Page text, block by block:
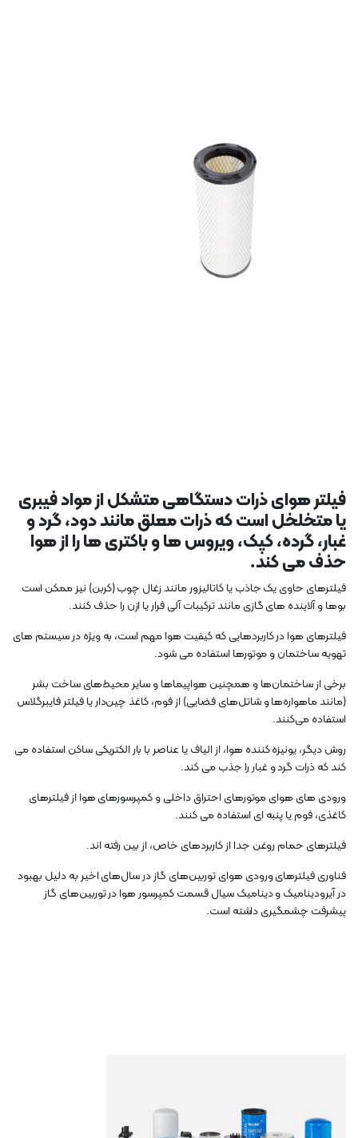
فیلتر هوای ذرات دستگاهی متشکل از مواد فیبری
یا متخلخل است که ذرات معلق مانند دود، گرد و
غبار، گرده، کپک، ویروس ها و باکتری ها را از هوا
حذف می کند.
فیلترهای حاوی یک جاذب یا کاتالیزور مانند زغال چوب (کربن) نیز ممکن است
بوها و آلاینده های گازی مانند ترکیبات آلی فرار یا ازن را حذف کنند.
فیلترهای هوا در کاربردهایی که کیفیت هوا مهم است، به ویژه در سیستم های
تهویه ساختمان و موتورها استفاده می شود.
برخی از ساختمان‌ها و همچنین هواپیماها و سایر محیط‌های ساخت بشر
(مانند ماهواره‌ها و شاتل‌های فضایی) از فوم، کاغذ چین‌دار یا فیلتر فایبرگلاس
استفاده می‌کنند.
روش دیگر، یونیزه کننده هوا، از الیاف یا عناصر با بار الکتریکی ساکن استفاده می
کند که ذرات گرد و غبار را جذب می کند.
ورودی های هوای موتورهای احتراق داخلی و کمپرسورهای هوا از فیلترهای
کاغذی، فوم یا پنبه ای استفاده می کنند.
فیلترهای حمام روغن جدا از کاربردهای خاص، از بین رفته اند.
فناوری فیلترهای ورودی هوای توربین‌های گاز در سال‌های اخیر به دلیل بهبود
در آیرودینامیک و دینامیک سیال قسمت کمپرسور هوا در توربین‌های گاز
پیشرفت چشمگیری داشته است.